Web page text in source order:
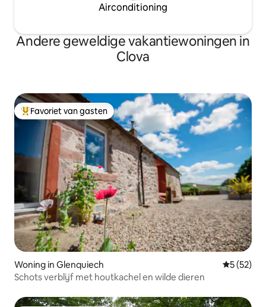
Airconditioning
Andere geweldige vakantiewoningen in
Clova
Topfavoriet van gasten
Favoriet van gasten
Woning in Glenquiech
5 (52)
Schots verblijf met houtkachel en wilde dieren